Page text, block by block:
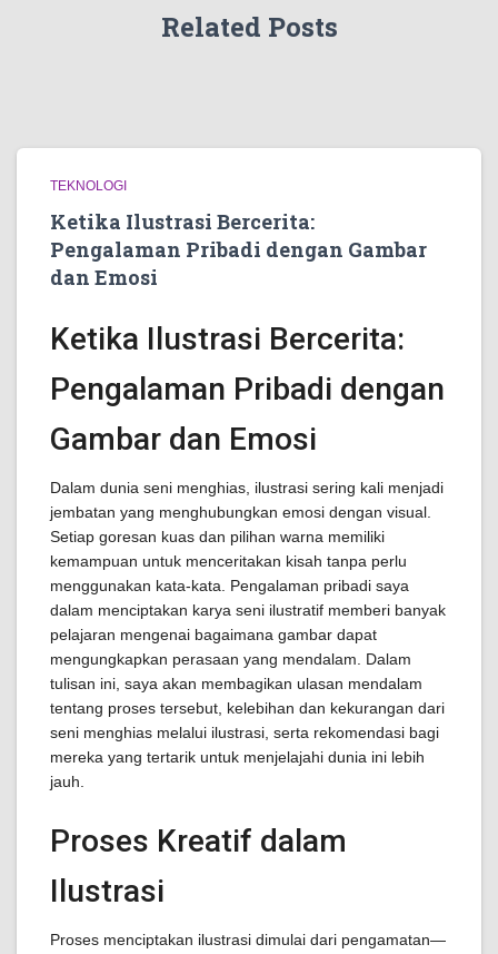
Related Posts
TEKNOLOGI
Ketika Ilustrasi Bercerita:
Pengalaman Pribadi dengan Gambar
dan Emosi
Ketika Ilustrasi Bercerita:
Pengalaman Pribadi dengan
Gambar dan Emosi
Dalam dunia seni menghias, ilustrasi sering kali menjadi
jembatan yang menghubungkan emosi dengan visual.
Setiap goresan kuas dan pilihan warna memiliki
kemampuan untuk menceritakan kisah tanpa perlu
menggunakan kata-kata. Pengalaman pribadi saya
dalam menciptakan karya seni ilustratif memberi banyak
pelajaran mengenai bagaimana gambar dapat
mengungkapkan perasaan yang mendalam. Dalam
tulisan ini, saya akan membagikan ulasan mendalam
tentang proses tersebut, kelebihan dan kekurangan dari
seni menghias melalui ilustrasi, serta rekomendasi bagi
mereka yang tertarik untuk menjelajahi dunia ini lebih
jauh.
Proses Kreatif dalam
Ilustrasi
Proses menciptakan ilustrasi dimulai dari pengamatan—